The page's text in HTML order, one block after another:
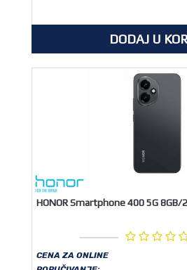
DODAJ U
HONOR Smartphone 400 5G 8GB/
CENA ZA ONLINE